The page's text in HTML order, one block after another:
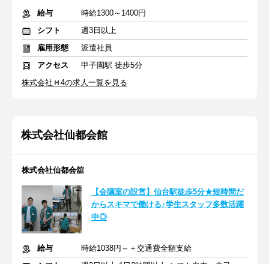
給与
時給1300～1400円
シフト
週3日以上
雇用形態
派遣社員
アクセス
甲子園駅 徒歩5分
株式会社Ｈ4の求人一覧を見る
株式会社仙都会館
株式会社仙都会舘
【会議室の設営】仙台駅徒歩5分★短時間だ
からスキマで働ける♪学生スタッフ多数活躍
中◎
給与
時給1038円～＋交通費全額支給